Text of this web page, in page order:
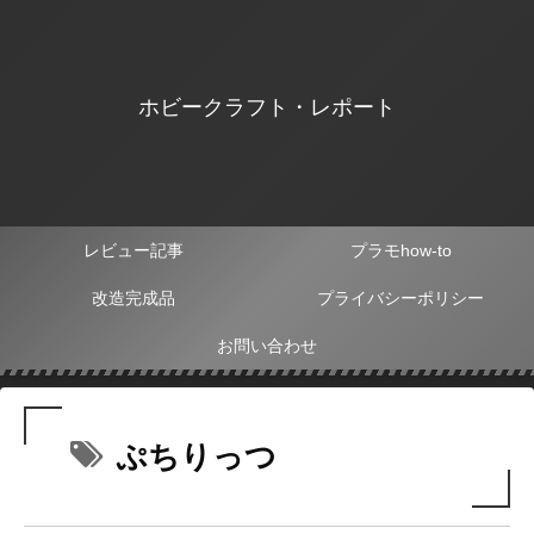
ホビークラフト・レポート
レビュー記事 プラモhow-to
改造完成品 プライバシーポリシー
お問い合わせ
ぷちりっつ